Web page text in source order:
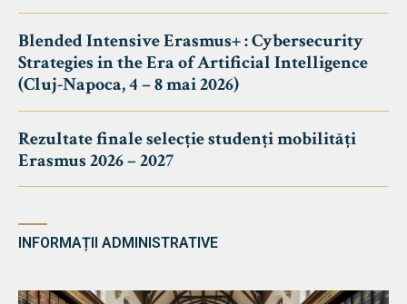
Blended Intensive Erasmus+ : Cybersecurity
Strategies in the Era of Artificial Intelligence
(Cluj-Napoca, 4 – 8 mai 2026)
Rezultate finale selecție studenți mobilități
Erasmus 2026 – 2027
INFORMAȚII ADMINISTRATIVE